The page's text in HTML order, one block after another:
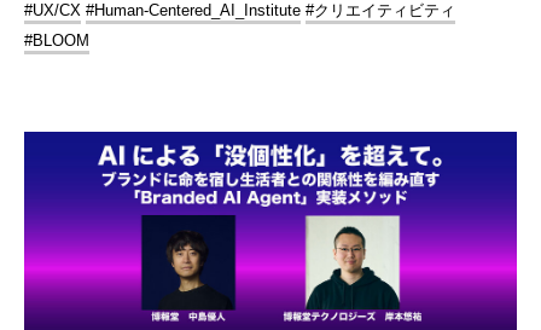
#UX/CX #Human-Centered_AI_Institute #クリエイティビティ
#BLOOM